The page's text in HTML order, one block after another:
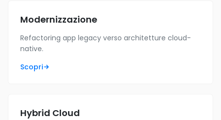
Modernizzazione
Refactoring app legacy verso architetture cloud-
native.
Scopri
Hybrid Cloud